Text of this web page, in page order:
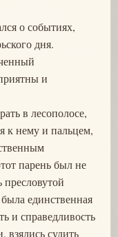
о событиях,
дня.
и
в лесополосе,
к нему и пальцем,
парень был не
пресловутой
единственная
и справедливость
взялись судить